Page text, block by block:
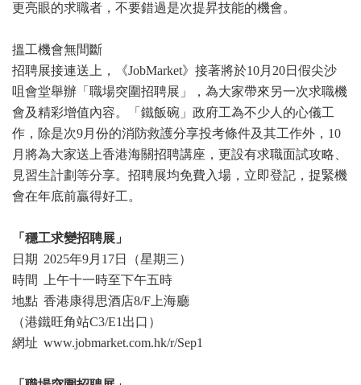
更亮眼的求職者，不要錯過是次提昇技能的機會。
搵工機會無間斷
招聘展接連送上，《JobMarket》接著將於10月20日假尖沙
咀會堂舉辦「職場突圍招聘展」，為大家帶來另一次求職機
會及精彩增值內容。「鐵飯碗」政府工為不少人的心儀工
作，除是次9月份的消防救護分享投考條件及其工作外，10
月將為大家送上香港海關招聘講座，更設有求職面試攻略、
見習生計劃等分享。招聘展均免費入場，立即登記，捉緊機
會在年底前贏得好工。
「穩工求變招聘展」
日期 2025年9月17日（星期三）
時間 上午十一時至下午五時
地點 香港康得思酒店8/F上海廳
（港鐵旺角站C3/E1出口）
網址 www.jobmarket.com.hk/r/Sep1